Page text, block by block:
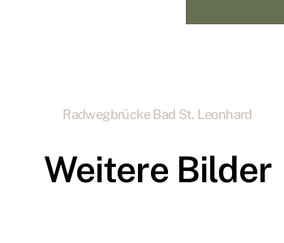
Radwegbrücke Bad St. Leonhard
Weitere Bilder